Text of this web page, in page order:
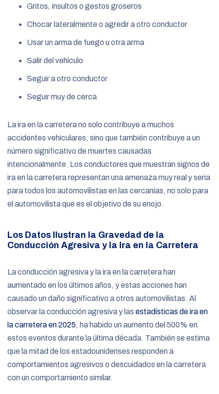
Gritos, insultos o gestos groseros
Chocar lateralmente o agredir a otro conductor
Usar un arma de fuego u otra arma
Salir del vehículo
Seguir a otro conductor
Seguir muy de cerca
La ira en la carretera no solo contribuye a muchos
accidentes vehiculares, sino que también contribuye a un
número significativo de muertes causadas
intencionalmente. Los conductores que muestran signos de
ira en la carretera representan una amenaza muy real y seria
para todos los automovilistas en las cercanías, no solo para
el automovilista que es el objetivo de su enojo.
Los Datos Ilustran la Gravedad de la
Conducción Agresiva y la Ira en la Carretera
La conducción agresiva y la ira en la carretera han
aumentado en los últimos años, y estas acciones han
causado un daño significativo a otros automovilistas. Al
observar la conducción agresiva y las estadísticas de ira en
la carretera en 2025, ha habido un aumento del 500% en
estos eventos durante la última década. También se estima
que la mitad de los estadounidenses responden a
comportamientos agresivos o descuidados en la carretera
con un comportamiento similar.